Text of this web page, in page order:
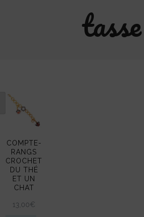
tasse
COMPTE-
RANGS
CROCHET
DU THÉ
ET UN
CHAT
13,00€